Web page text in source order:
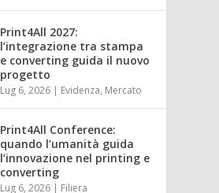
Print4All 2027:
l’integrazione tra stampa
e converting guida il nuovo
progetto
Lug 6, 2026 | Evidenza, Mercato
Print4All Conference:
quando l’umanità guida
l’innovazione nel printing e
converting
Lug 6, 2026 | Filiera